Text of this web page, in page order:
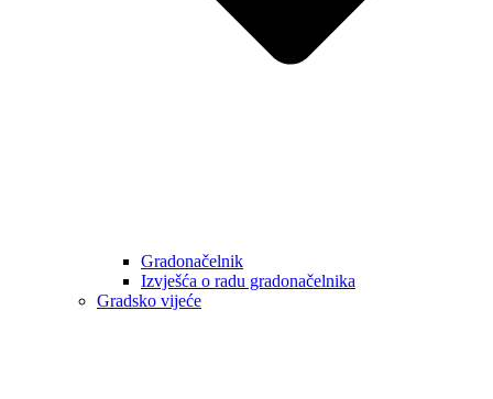
Gradonačelnik
Izvješća o radu gradonačelnika
Gradsko vijeće